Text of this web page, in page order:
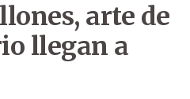
arte de
llegan a